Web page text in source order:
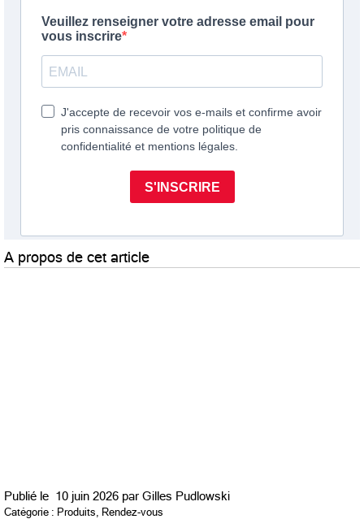
A propos de cet article
Publié le 10 juin 2026 par Gilles Pudlowski
Catégorie : Produits, Rendez-vous